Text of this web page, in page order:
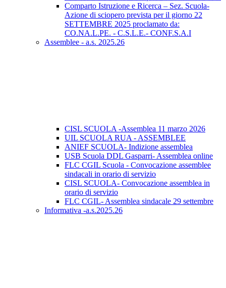
Comparto Istruzione e Ricerca – Sez. Scuola-
Azione di sciopero prevista per il giorno 22
SETTEMBRE 2025 proclamato da:
CO.NA.L.PE. - C.S.L.E.- CONF.S.A.I
Assemblee - a.s. 2025.26
CISL SCUOLA -Assemblea 11 marzo 2026
UIL SCUOLA RUA - ASSEMBLEE
ANIEF SCUOLA- Indizione assemblea
USB Scuola DDL Gasparri- Assemblea online
FLC CGIL Scuola - Convocazione assemblee
sindacali in orario di servizio
CISL SCUOLA- Convocazione assemblea in
orario di servizio
FLC CGIL- Assemblea sindacale 29 settembre
Informativa -a.s.2025.26